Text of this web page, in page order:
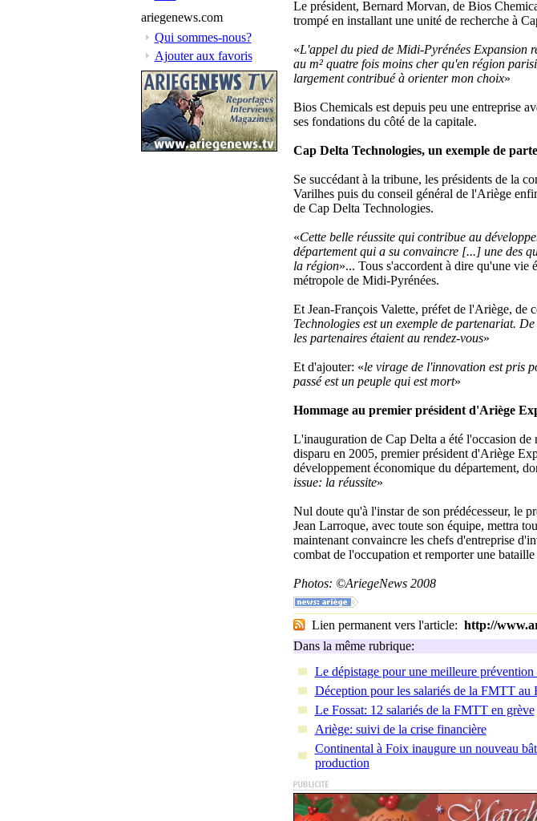
ariegenews.com
Qui sommes-nous?
Ajouter aux favoris
Le président, Bernard Morvan, de Bios
trompé en installant une unité de recherche à
«L'appel du pied de Midi-Pyrénées Expansion
au m² quatre fois moins cher qu'en région
largement contribué à orienter mon choix»
Bios Chemicals est depuis peu une entreprise
ses fondations du côté de la capitale.
Cap Delta Technologies, un exemple de
Se succédant à la tribune, les présidents de la
Varilhes puis du conseil général de l'Ariège
de Cap Delta Technologies.
«Cette belle réussite qui contribue au
département qui a su convaincre [...] une des
la région»... Tous s'accordent à dire qu'une vie
métropole de Midi-Pyrénées.
Et Jean-François Valette, préfet de l'Ariège, de
Technologies est un exemple de partenariat.
les partenaires étaient au rendez-vous»
Et d'ajouter: «le virage de l'innovation est pris
passé est un peuple qui est mort»
Hommage au premier président d'Ariège
L'inauguration de Cap Delta a été l'occasion de
disparu en 2005, premier président d'Ariège
développement économique du département,
issue: la réussite»
Nul doute qu'à l'instar de son prédécesseur, le
Jean Larroque, avec toute son équipe, mettra
maintenant convaincre les chefs d'entreprise
combat de l'occupation et remporter une
Photos: ©AriegeNews 2008
Lien permanent vers l'article: http://
Dans la même rubrique:
Le dépistage pour une meilleure prévention
Déception pour les salariés de la FMTT au
Le Fossat: 12 salariés de la FMTT en grève
Ariège: suivi de la crise financière
Continental à Foix inaugure un nouveau
production